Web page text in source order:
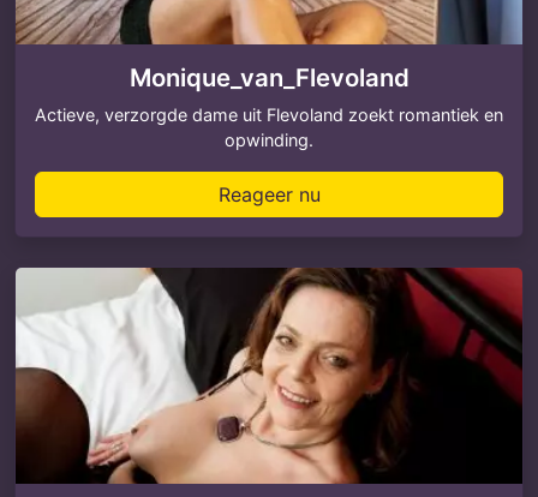
Monique_van_Flevoland
Actieve, verzorgde dame uit Flevoland zoekt romantiek en
opwinding.
Reageer nu